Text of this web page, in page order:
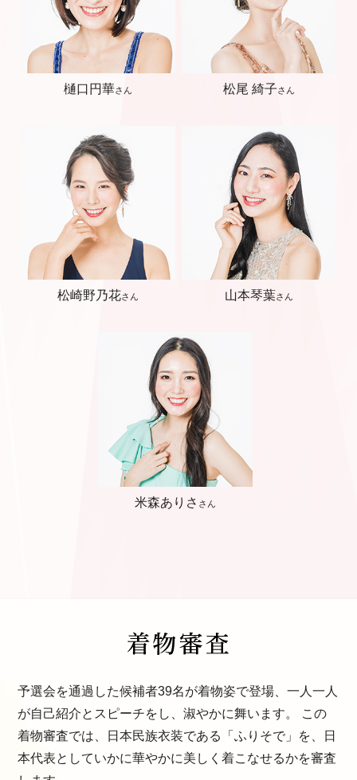
樋口円華さん 松尾 綺子さん
松崎野乃花さん 山本琴葉さん
米森ありさ さん
予選会を通過した候補者39名が着物姿で登場、一人一人
が自己紹介とスピーチをし、淑やかに舞います。 この
着物審査では、日本民族衣装である「ふりそで」を、日
本代表としていかに華やかに美しく着こなせるかを審査